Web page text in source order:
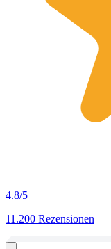
4.8/5
11.200 Rezensionen